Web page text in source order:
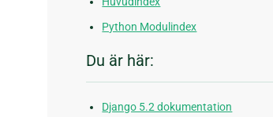
Python Modulindex
Du är här:
Django 5.2 dokumentation